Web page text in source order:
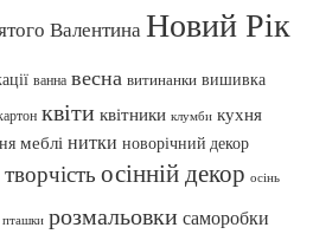
ВалентинаНовий Рік
ванна весна витинанки вишивка
квіти квітники клумби кухня
меблі нитки новорічний декор
осінній декор осінь
пташки розмальовки саморобки